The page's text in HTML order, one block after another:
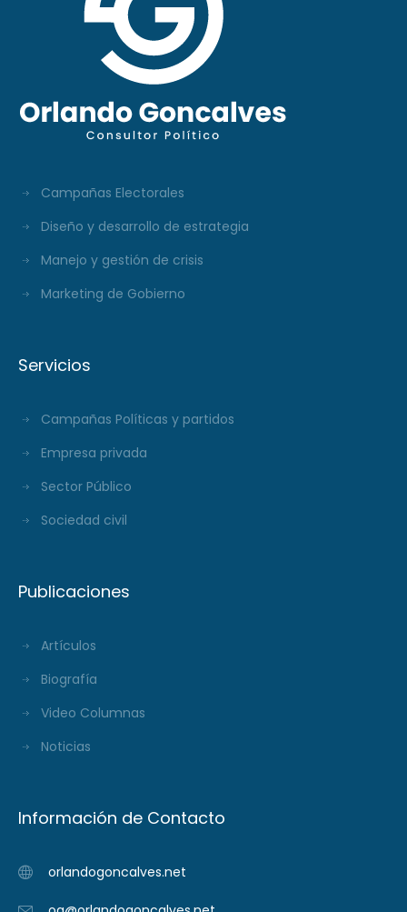
Campañas Electorales
Diseño y desarrollo de estrategia
Manejo y gestión de crisis
Marketing de Gobierno
Servicios
Campañas Políticas y partidos
Empresa privada
Sector Público
Sociedad civil
Publicaciones
Artículos
Biografía
Video Columnas
Noticias
Información de Contacto
orlandogoncalves.net